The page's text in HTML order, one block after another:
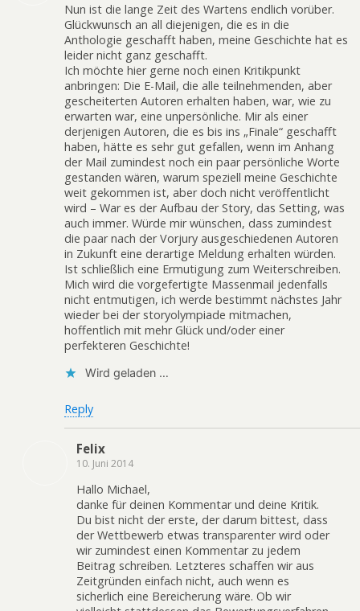
Nun ist die lange Zeit des Wartens endlich vorüber.
Glückwunsch an all diejenigen, die es in die
Anthologie geschafft haben, meine Geschichte hat es
leider nicht ganz geschafft.
Ich möchte hier gerne noch einen Kritikpunkt
anbringen: Die E-Mail, die alle teilnehmenden, aber
gescheiterten Autoren erhalten haben, war, wie zu
erwarten war, eine unpersönliche. Mir als einer
derjenigen Autoren, die es bis ins „Finale“ geschafft
haben, hätte es sehr gut gefallen, wenn im Anhang
der Mail zumindest noch ein paar persönliche Worte
gestanden wären, warum speziell meine Geschichte
weit gekommen ist, aber doch nicht veröffentlicht
wird – War es der Aufbau der Story, das Setting, was
auch immer. Würde mir wünschen, dass zumindest
die paar nach der Vorjury ausgeschiedenen Autoren
in Zukunft eine derartige Meldung erhalten würden.
Ist schließlich eine Ermutigung zum Weiterschreiben.
Mich wird die vorgefertigte Massenmail jedenfalls
nicht entmutigen, ich werde bestimmt nächstes Jahr
wieder bei der storyolympiade mitmachen,
hoffentlich mit mehr Glück und/oder einer
perfekteren Geschichte!
Wird geladen …
Reply
Felix
10. Juni 2014
Hallo Michael,
danke für deinen Kommentar und deine Kritik.
Du bist nicht der erste, der darum bittest, dass
der Wettbewerb etwas transparenter wird oder
wir zumindest einen Kommentar zu jedem
Beitrag schreiben. Letzteres schaffen wir aus
Zeitgründen einfach nicht, auch wenn es
sicherlich eine Bereicherung wäre. Ob wir